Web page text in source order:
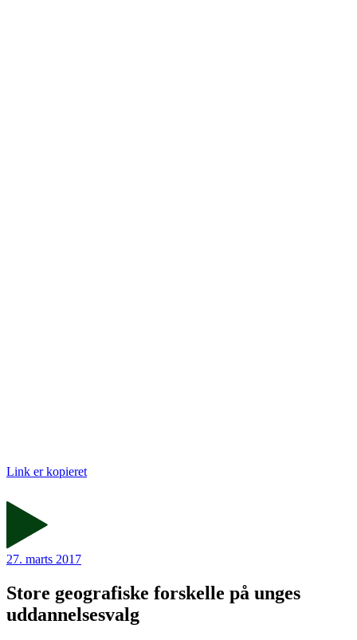
Link er kopieret
27. marts 2017
Store geografiske forskelle på unges
uddannelsesvalg